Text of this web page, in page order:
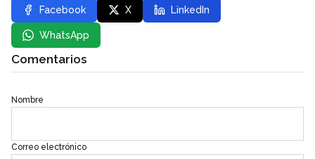
Facebook X LinkedIn
WhatsApp
Comentarios
Nombre
Correo electrónico